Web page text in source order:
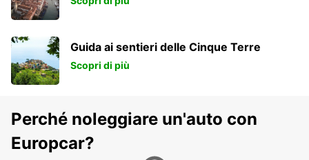
Guida ai sentieri delle Cinque Terre
Scopri di più
Perché noleggiare un'auto con
Europcar?